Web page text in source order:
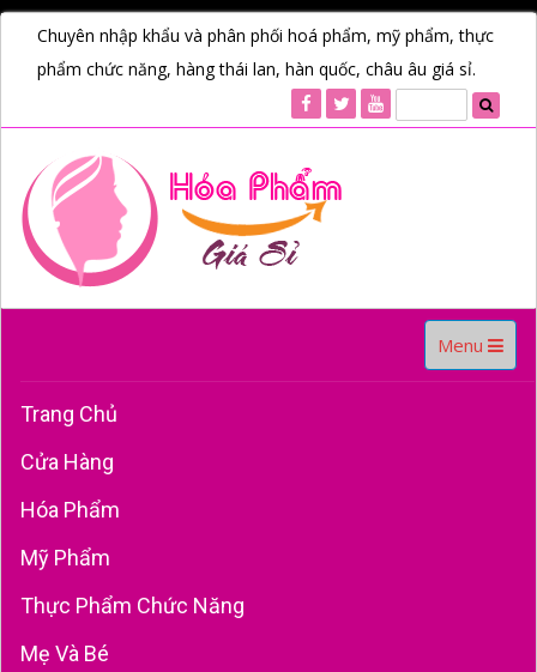
Chuyên nhập khẩu và phân phối hoá phẩm, mỹ phẩm, thực
phẩm chức năng, hàng thái lan, hàn quốc, châu âu giá sỉ.
Toggle
navigation
Menu
Trang Chủ
Cửa Hàng
Hóa Phẩm
Mỹ Phẩm
Thực Phẩm Chức Năng
Mẹ Và Bé